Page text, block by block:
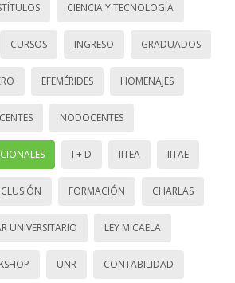
CIENCIA Y TECNOLOGÍA
CURSOS INGRESO GRADUADOS
EFEMÉRIDES HOMENAJES
NODOCENTES
I + D IITEA IITAE
FORMACIÓN CHARLAS
UNIVERSITARIO LEY MICAELA
UNR CONTABILIDAD